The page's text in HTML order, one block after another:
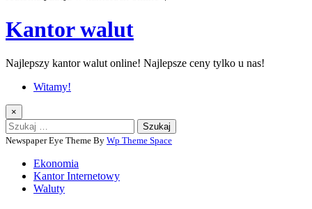
Kantor walut
Najlepszy kantor walut online! Najlepsze ceny tylko u nas!
Witamy!
×
Szukaj:
Newspaper Eye Theme By Wp Theme Space
Ekonomia
Kantor Internetowy
Waluty